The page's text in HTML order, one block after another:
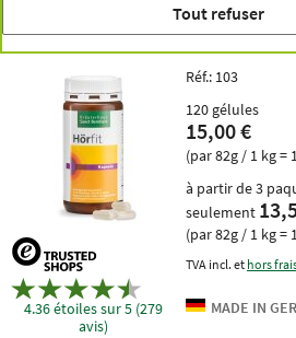
Gélules Audifit
4.36 étoiles sur 5 (279
avis)
Réf.: 103
120 gélules
15,00 €
(par 82g / 1 kg =
à partir de 3
seulement
(par 82g / 1 kg =
TVA incl. et hors
Tout refuser